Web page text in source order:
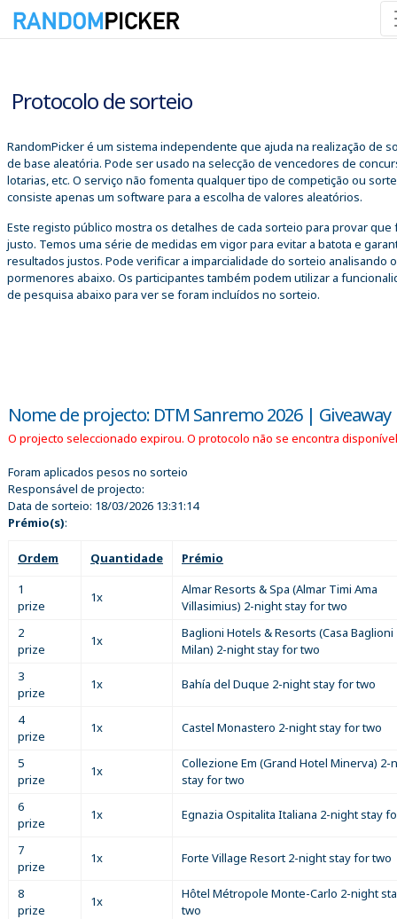
Protocolo de sorteio
RandomPicker é um sistema independente que ajuda na realização de
de base aleatória. Pode ser usado na selecção de vencedores de
lotarias, etc. O serviço não fomenta qualquer tipo de competição ou
consiste apenas um software para a escolha de valores aleatórios.
Este registo público mostra os detalhes de cada sorteio para provar que
justo. Temos uma série de medidas em vigor para evitar a batota e
resultados justos. Pode verificar a imparcialidade do sorteio analisando
pormenores abaixo. Os participantes também podem utilizar a
de pesquisa abaixo para ver se foram incluídos no sorteio.
Nome de projecto: DTM Sanremo 2026 | Giveaway
O projecto seleccionado expirou. O protocolo não se encontra
Foram aplicados pesos no sorteio
Responsável de projecto:
Data de sorteio: 18/03/2026 13:31:14
Prémio(s):
Ordem Quantidade
Prémio
1
prize
1x
Almar Resorts & Spa (Almar Timi Ama
Villasimius) 2-night stay for two
2
prize
1x
Baglioni Hotels & Resorts (Casa Baglioni
Milan) 2-night stay for two
3
prize
1x Bahía del Duque 2-night stay for two
4
prize
1x Castel Monastero 2-night stay for two
5
prize
1x
Collezione Em (Grand Hotel Minerva) 2-
stay for two
6
prize
1x Egnazia Ospitalita Italiana 2-night stay
7
prize
1x Forte Village Resort 2-night stay for two
8
prize
1x
Hôtel Métropole Monte-Carlo 2-night
two